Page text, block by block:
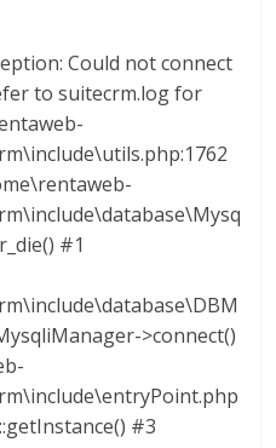
Could not connect
to suitecrm.log for
#1
>connect()
#3